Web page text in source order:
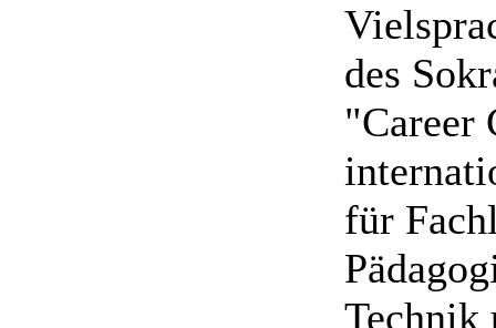
des
"Career
für
Technik